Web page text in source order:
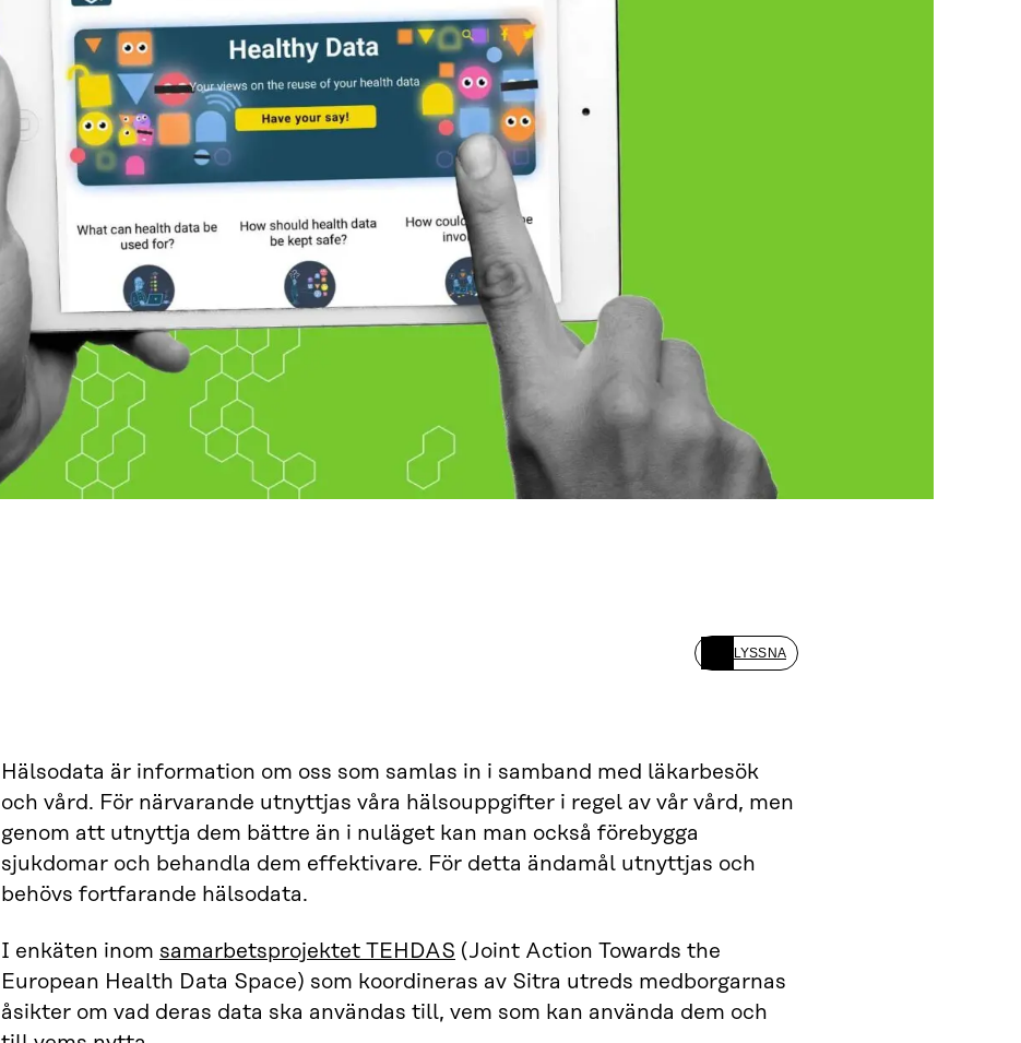
LYSSNA
Hälsodata är information om oss som samlas in i samband med läkarbesök
och vård. För närvarande utnyttjas våra hälsouppgifter i regel av vår vård, men
genom att utnyttja dem bättre än i nuläget kan man också förebygga
sjukdomar och behandla dem effektivare. För detta ändamål utnyttjas och
behövs fortfarande hälsodata.
I enkäten inom samarbetsprojektet TEHDAS (Joint Action Towards the
European Health Data Space) som koordineras av Sitra utreds medborgarnas
åsikter om vad deras data ska användas till, vem som kan använda dem och